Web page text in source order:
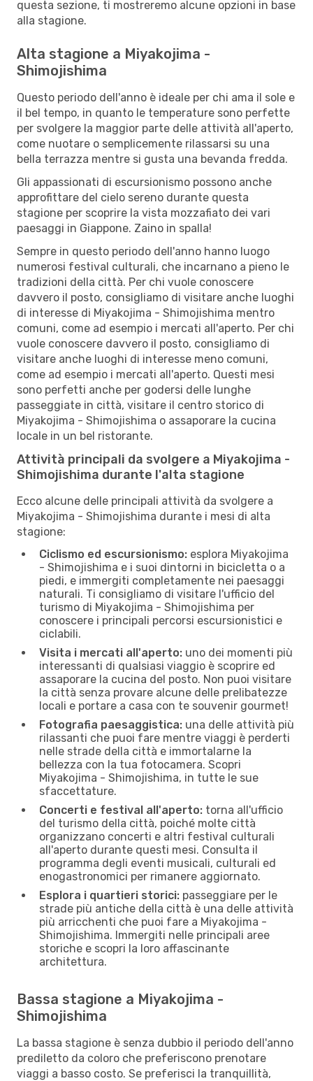
questa sezione, ti mostreremo alcune opzioni in base
alla stagione.
Alta stagione a Miyakojima -
Shimojishima
Questo periodo dell'anno è ideale per chi ama il sole e
il bel tempo, in quanto le temperature sono perfette
per svolgere la maggior parte delle attività all'aperto,
come nuotare o semplicemente rilassarsi su una
bella terrazza mentre si gusta una bevanda fredda.
Gli appassionati di escursionismo possono anche
approfittare del cielo sereno durante questa
stagione per scoprire la vista mozzafiato dei vari
paesaggi in Giappone. Zaino in spalla!
Sempre in questo periodo dell'anno hanno luogo
numerosi festival culturali, che incarnano a pieno le
tradizioni della città. Per chi vuole conoscere
davvero il posto, consigliamo di visitare anche luoghi
di interesse di Miyakojima - Shimojishima mentro
comuni, come ad esempio i mercati all'aperto. Per chi
vuole conoscere davvero il posto, consigliamo di
visitare anche luoghi di interesse meno comuni,
come ad esempio i mercati all'aperto. Questi mesi
sono perfetti anche per godersi delle lunghe
passeggiate in città, visitare il centro storico di
Miyakojima - Shimojishima o assaporare la cucina
locale in un bel ristorante.
Attività principali da svolgere a Miyakojima -
Shimojishima durante l'alta stagione
Ecco alcune delle principali attività da svolgere a
Miyakojima - Shimojishima durante i mesi di alta
stagione:
Ciclismo ed escursionismo: esplora Miyakojima
- Shimojishima e i suoi dintorni in bicicletta o a
piedi, e immergiti completamente nei paesaggi
naturali. Ti consigliamo di visitare l'ufficio del
turismo di Miyakojima - Shimojishima per
conoscere i principali percorsi escursionistici e
ciclabili.
Visita i mercati all'aperto: uno dei momenti più
interessanti di qualsiasi viaggio è scoprire ed
assaporare la cucina del posto. Non puoi visitare
la città senza provare alcune delle prelibatezze
locali e portare a casa con te souvenir gourmet!
Fotografia paesaggistica: una delle attività più
rilassanti che puoi fare mentre viaggi è perderti
nelle strade della città e immortalarne la
bellezza con la tua fotocamera. Scopri
Miyakojima - Shimojishima, in tutte le sue
sfaccettature.
Concerti e festival all'aperto: torna all'ufficio
del turismo della città, poiché molte città
organizzano concerti e altri festival culturali
all'aperto durante questi mesi. Consulta il
programma degli eventi musicali, culturali ed
enogastronomici per rimanere aggiornato.
Esplora i quartieri storici: passeggiare per le
strade più antiche della città è una delle attività
più arricchenti che puoi fare a Miyakojima -
Shimojishima. Immergiti nelle principali aree
storiche e scopri la loro affascinante
architettura.
Bassa stagione a Miyakojima -
Shimojishima
La bassa stagione è senza dubbio il periodo dell'anno
prediletto da coloro che preferiscono prenotare
viaggi a basso costo. Se preferisci la tranquillità,